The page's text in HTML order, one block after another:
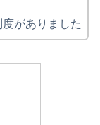
がありました